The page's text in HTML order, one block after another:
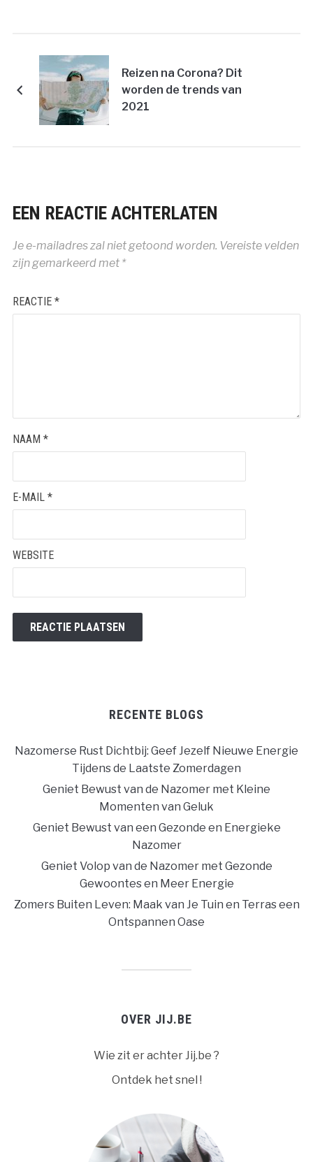
Reizen na Corona? Dit
worden de trends van
2021
EEN REACTIE ACHTERLATEN
Je e-mailadres zal niet getoond worden. Vereiste velden
zijn gemarkeerd met *
REACTIE *
NAAM *
E-MAIL *
WEBSITE
RECENTE BLOGS
Nazomerse Rust Dichtbij: Geef Jezelf Nieuwe Energie
Tijdens de Laatste Zomerdagen
Geniet Bewust van de Nazomer met Kleine
Momenten van Geluk
Geniet Bewust van een Gezonde en Energieke
Nazomer
Geniet Volop van de Nazomer met Gezonde
Gewoontes en Meer Energie
Zomers Buiten Leven: Maak van Je Tuin en Terras een
Ontspannen Oase
OVER JIJ.BE
Wie zit er achter Jij.be ?
Ontdek het snel !